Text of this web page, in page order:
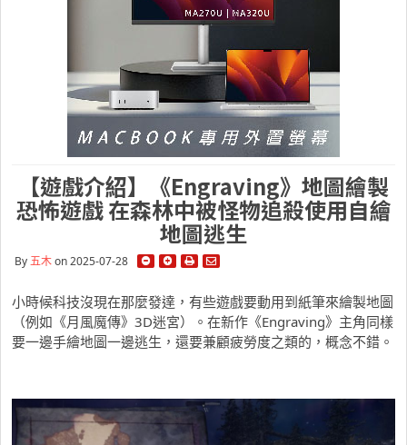
【遊戲介紹】《Engraving》地圖繪製
恐怖遊戲 在森林中被怪物追殺使用自繪
地圖逃生
By五木on 2025-07-28
小時候科技沒現在那麼發達，有些遊戲要動用到紙筆來繪製地圖
（例如《月風魔傳》3D迷宮）。在新作《Engraving》主角同樣
要一邊手繪地圖一邊逃生，還要兼顧疲勞度之類的，概念不錯。